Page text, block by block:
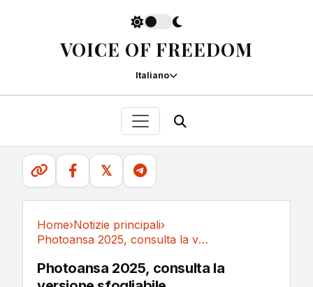
VOICE OF FREEDOM
Italiano
𝕏
Home›Notizie principali›
Photoansa 2025, consulta la versione sfogliabile
Photoansa 2025, consulta la